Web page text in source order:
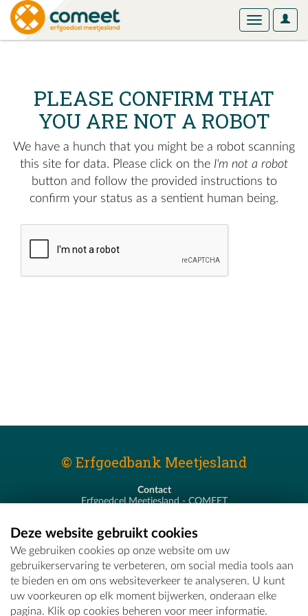
User
Toggle
PLEASE CONFIRM THAT
YOU ARE NOT A ROBOT
We have a hunch that you might be a robot scanning
this site for data. Please click on the I'm not a robot
button and follow the provided instructions to
confirm your status as a sentient human being.
© Erfgoedbank Meetjesland
Contact
Erfgoedcel Meetjesland - COMEET
T - 09 373 75 96
E -erfgoedcel@comeet.be
Deze website gebruikt cookies
We gebruiken cookies op onze website om uw
gebruikerservaring te verbeteren, om social media tools aan
te bieden en om ons websiteverkeer te analyseren. U kunt
uw voorkeuren op elk moment bijwerken, onderaan elke
pagina. Klik op cookies beheren voor meer informatie.